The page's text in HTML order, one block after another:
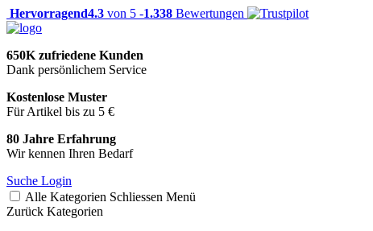
Hervorragend4.3 von 5 -1.338 Bewertungen
650K zufriedene Kunden
Dank persönlichem Service
Kostenlose Muster
Für Artikel bis zu 5 €
80 Jahre Erfahrung
Wir kennen Ihren Bedarf
Suche Login
Alle Kategorien Schliessen Menü
Zurück Kategorien